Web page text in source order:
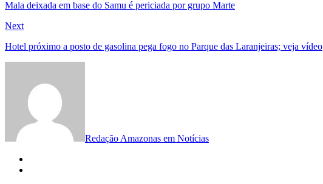
Post
Mala deixada em base do Samu é periciada por grupo Marte
NextNext
Hotel próximo a posto de gasolina pega fogo no Parque das Laranjeiras; veja vídeo
Redação Amazonas em Notícias